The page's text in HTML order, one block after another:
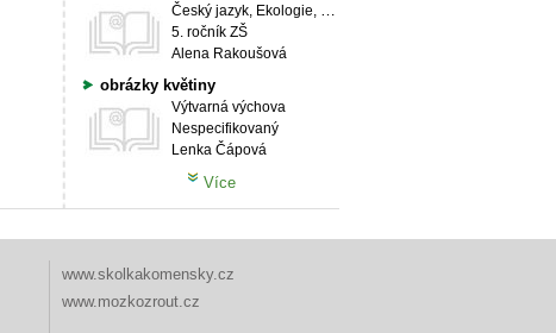
Český jazyk, Ekologie, Matematika, Přírodověda, Výtvarná výchova
5. ročník ZŠ
Alena Rakoušová
obrázky květiny
Výtvarná výchova
Nespecifikovaný
Lenka Čápová
Více
www.skolkakomensky.cz
www.mozkozrout.cz